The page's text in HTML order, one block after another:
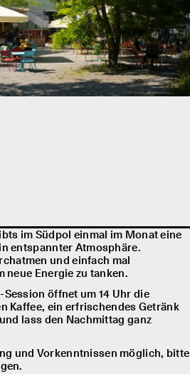
im Südpol einmal im Monat eine
entspannter Atmosphäre.
und einfach mal
neue Energie zu tanken.
öffnet um 14 Uhr die
Kaffee, ein erfrischendes Getränk
lass den Nachmittag ganz
und Vorkenntnissen möglich, bitte